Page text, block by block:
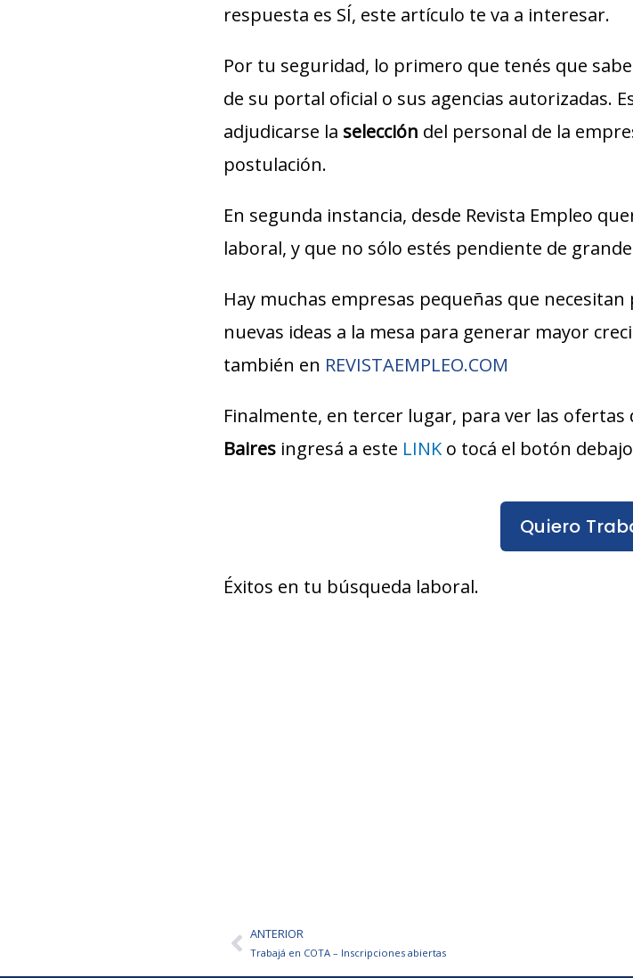
respuesta es SÍ, este artículo te va a interesar.
Por tu seguridad, lo primero que tenés que
de su portal oficial o sus agencias autorizadas.
adjudicarse la selección del personal de la
postulación.
En segunda instancia, desde Revista Empleo
laboral, y que no sólo estés pendiente de
Hay muchas empresas pequeñas que
nuevas ideas a la mesa para generar mayor
también en REVISTAEMPLEO.COM
Finalmente, en tercer lugar, para ver las
Bairesingresá a este LINKo tocá el botón
Quiero
Éxitos en tu búsqueda laboral.
AntANTERIOR
Trabajá en COTA – Inscripciones abiertas